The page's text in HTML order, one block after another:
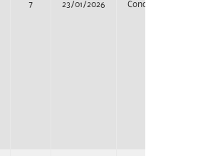
7 23/01/2026 Concurso